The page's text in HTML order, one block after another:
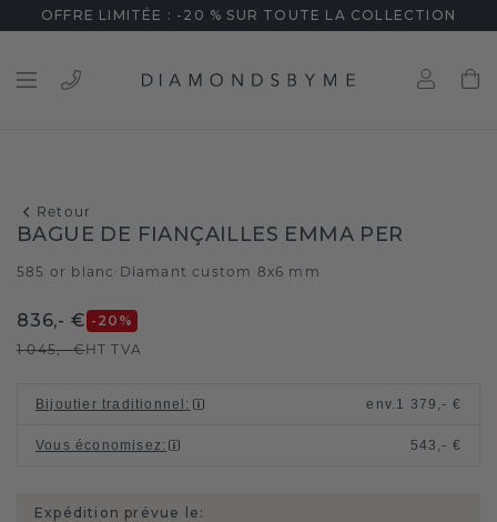
OFFRE LIMITÉE : -20 % SUR TOUTE LA COLLECTION
Retour
BAGUE DE FIANÇAILLES EMMA PER
585 or blanc Diamant custom 8x6 mm
836,- € -20 %
1 045,- €HT TVA
Bijoutier traditionnel : env. 1 379,- €
Vous économisez: 543,- €
Expédition prévue le: